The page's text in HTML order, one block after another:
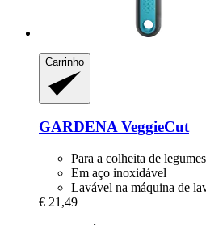
Carrinho
GARDENAVeggieCut
Para a colheita de legumes
Em aço inoxidável
Lavável na máquina de
€ 21,49